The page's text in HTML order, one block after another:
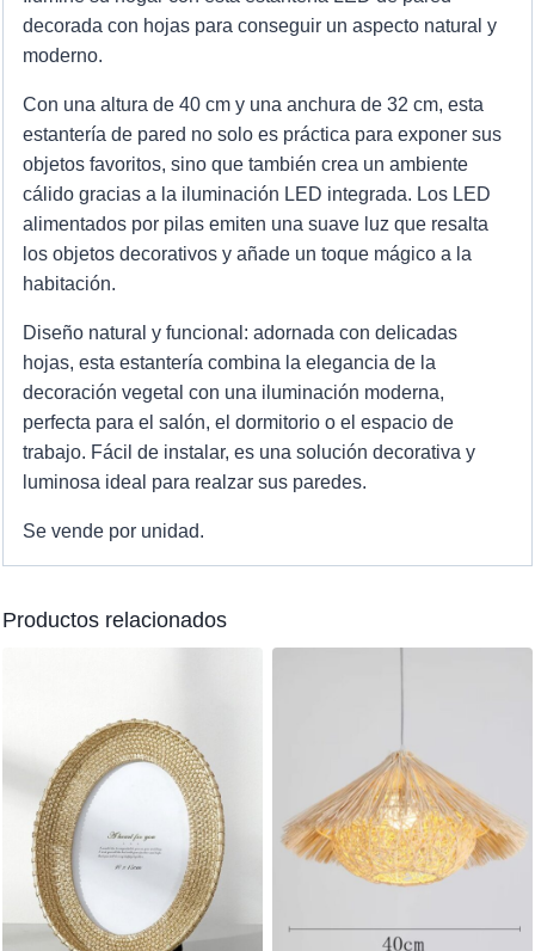
decorada con hojas para conseguir un aspecto natural y
moderno.
Con una altura de 40 cm y una anchura de 32 cm, esta
estantería de pared no solo es práctica para exponer sus
objetos favoritos, sino que también crea un ambiente
cálido gracias a la iluminación LED integrada. Los LED
alimentados por pilas emiten una suave luz que resalta
los objetos decorativos y añade un toque mágico a la
habitación.
Diseño natural y funcional: adornada con delicadas
hojas, esta estantería combina la elegancia de la
decoración vegetal con una iluminación moderna,
perfecta para el salón, el dormitorio o el espacio de
trabajo. Fácil de instalar, es una solución decorativa y
luminosa ideal para realzar sus paredes.
Se vende por unidad.
Productos relacionados